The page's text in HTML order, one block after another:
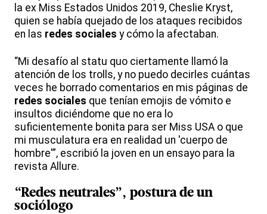
la ex Miss Estados Unidos 2019, Cheslie Kryst,
quien se había quejado de los ataques recibidos
en las redes sociales y cómo la afectaban.
“Mi desafío al statu quo ciertamente llamó la
atención de los trolls, y no puedo decirles cuántas
veces he borrado comentarios en mis páginas de
redes sociales que tenían emojis de vómito e
insultos diciéndome que no era lo
suficientemente bonita para ser Miss USA o que
mi musculatura era en realidad un 'cuerpo de
hombre'”, escribió la joven en un ensayo para la
revista Allure.
“Redes neutrales”, postura de un
sociólogo